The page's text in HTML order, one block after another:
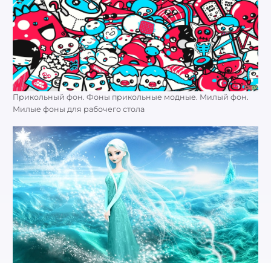
Прикольный фон. Фоны прикольные модные. Милый фон.
Милые фоны для рабочего стола